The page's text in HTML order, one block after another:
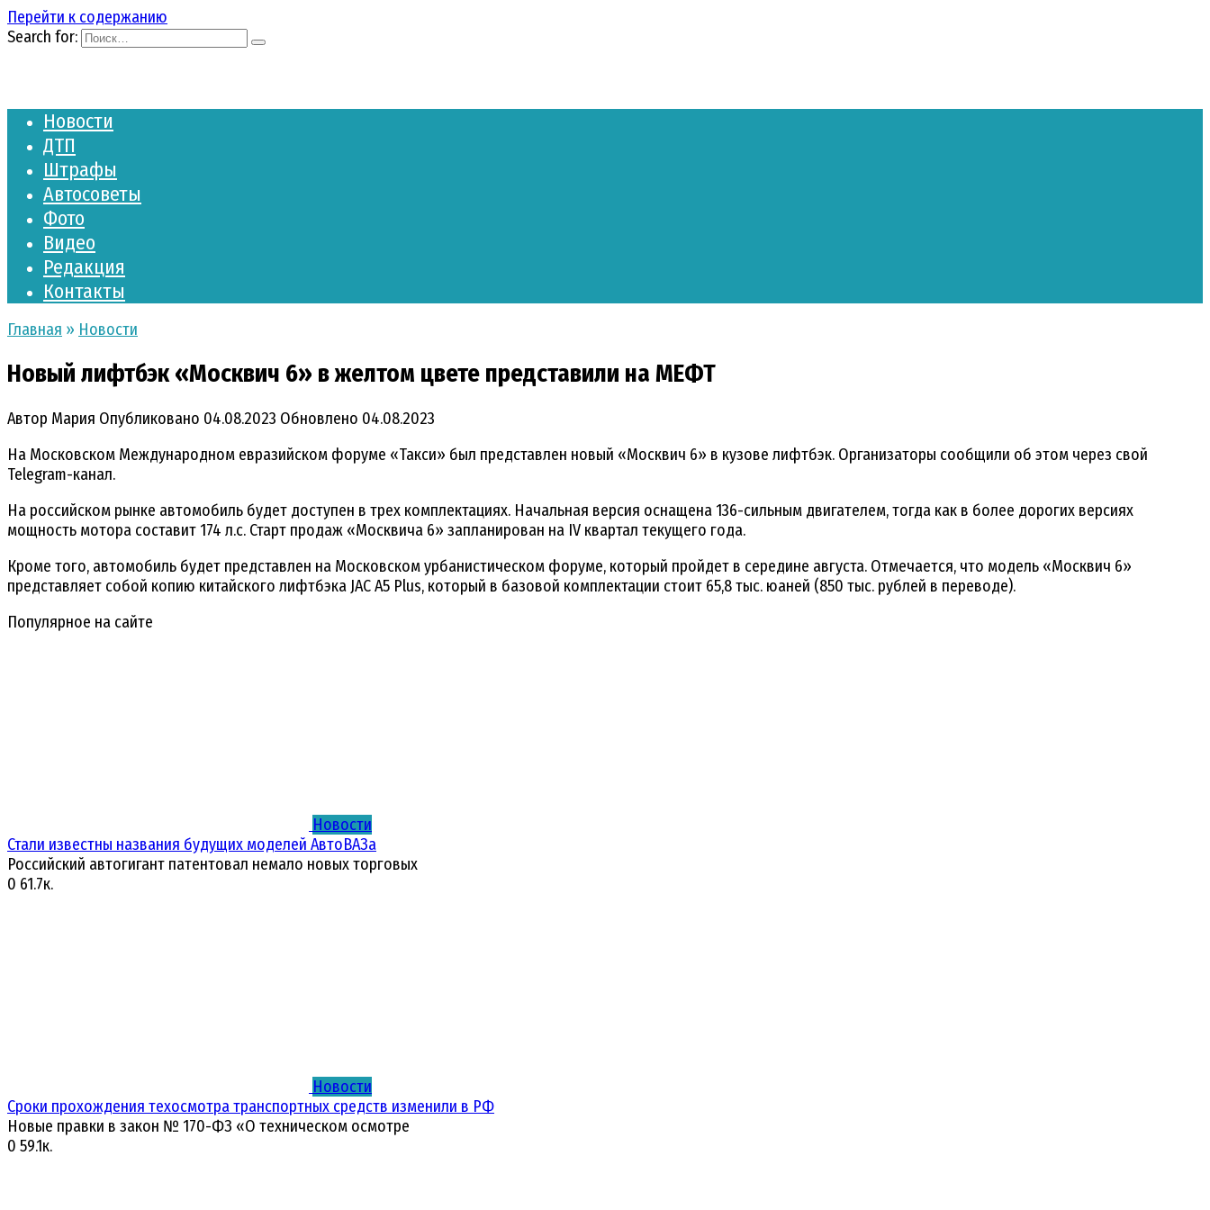
Перейти к содержанию
Search for:
Новости
ДТП
Штрафы
Автосоветы
Фото
Видео
Редакция
Контакты
Главная » Новости
Новый лифтбэк «Москвич 6» в желтом цвете представили на МЕФТ
Автор Мария Опубликовано 04.08.2023 Обновлено 04.08.2023
На Московском Международном евразийском форуме «Такси» был представлен новый «Москвич 6» в кузове лифтбэк. Организаторы сообщили об этом через свой
Telegram-канал.
На российском рынке автомобиль будет доступен в трех комплектациях. Начальная версия оснащена 136-сильным двигателем, тогда как в более дорогих версиях
мощность мотора составит 174 л.с. Старт продаж «Москвича 6» запланирован на IV квартал текущего года.
Кроме того, автомобиль будет представлен на Московском урбанистическом форуме, который пройдет в середине августа. Отмечается, что модель «Москвич 6»
представляет собой копию китайского лифтбэка JAC A5 Plus, который в базовой комплектации стоит 65,8 тыс. юаней (850 тыс. рублей в переводе).
Популярное на сайте
Новости
Стали известны названия будущих моделей АвтоВАЗа
Российский автогигант патентовал немало новых торговых
0 61.7к.
Новости
Сроки прохождения техосмотра транспортных средств изменили в РФ
Новые правки в закон № 170-ФЗ «О техническом осмотре
0 59.1к.